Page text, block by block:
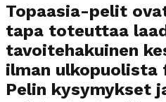
Topaasia-pelit
tapa toteuttaa
tavoitehakuinen
ilman
Pelin kysymykset